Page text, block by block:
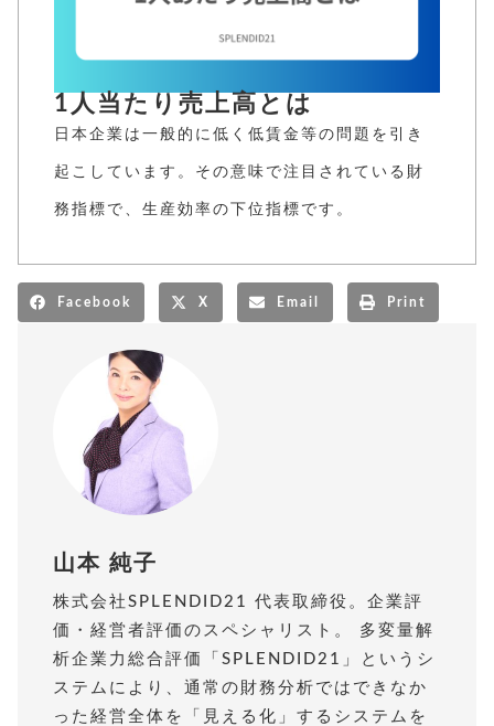
1人当たり売上高とは
日本企業は一般的に低く低賃金等の問題を引き
起こしています。その意味で注目されている財
務指標で、生産効率の下位指標です。
Facebook X Email Print
山本 純子
株式会社SPLENDID21 代表取締役。企業評
価・経営者評価のスペシャリスト。 多変量解
析企業力総合評価「SPLENDID21」というシ
ステムにより、通常の財務分析ではできなか
った経営全体を「見える化」するシステムを